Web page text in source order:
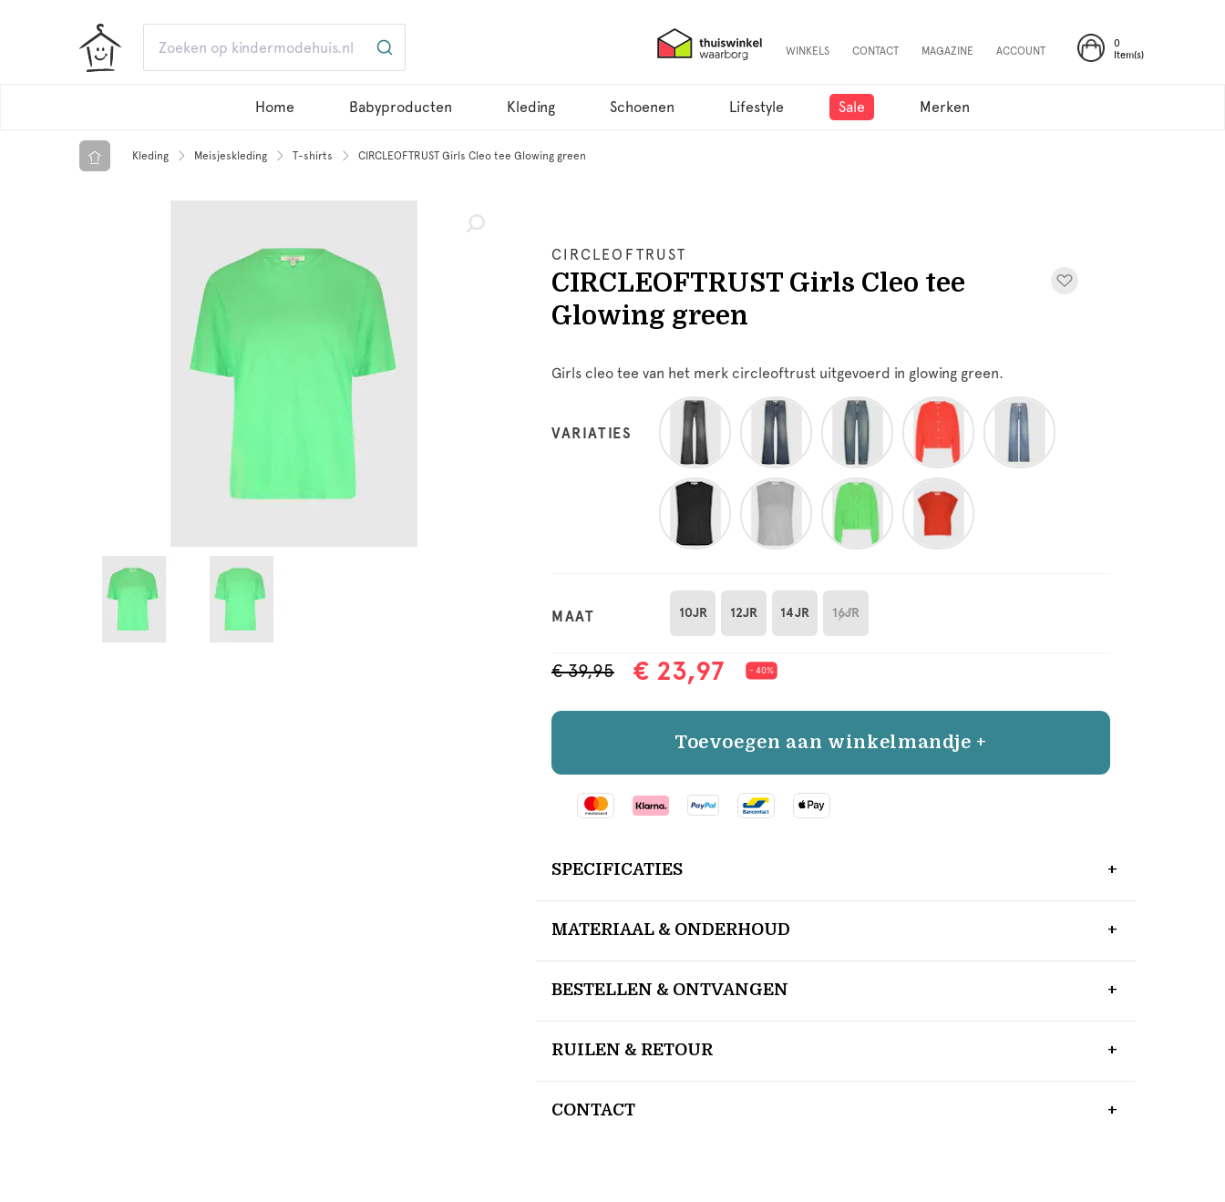
0
Item(s)
WINKELS CONTACT MAGAZINE ACCOUNT
Home Babyproducten Kleding Schoenen Lifestyle Sale Merken
Kleding Meisjeskleding T-shirts CIRCLEOFTRUST Girls Cleo tee Glowing green
CIRCLEOFTRUST
CIRCLEOFTRUST Girls Cleo tee
Glowing green
Girls cleo tee van het merk circleoftrust uitgevoerd in glowing green.
VARIATIES
MAAT 10JR 12JR 14JR 16JR
€ 39,95 € 23,97 - 40%
Toevoegen aan winkelmandje +
SPECIFICATIES
MATERIAAL & ONDERHOUD
BESTELLEN & ONTVANGEN
RUILEN & RETOUR
CONTACT